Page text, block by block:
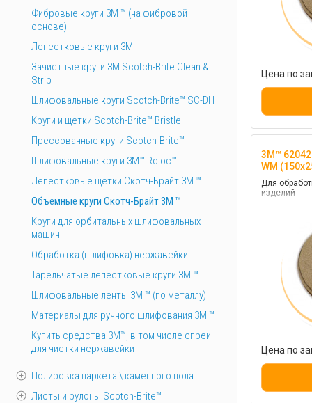
Цена по
3M™
WM
Для
изделий
Цена по
Фибровые круги 3М ™ (на фибровой
основе)
Лепестковые круги 3M
Зачистные круги 3М Scotch-Brite Clean &
Strip
Шлифовальные круги Scotch-Brite™ SC-DH
Круги и щетки Scotch-Brite™ Bristle
Прессованные круги Scotch-Brite™
Шлифовальные круги 3M™ Roloc™
Лепестковые щетки Скотч-Брайт 3М ™
Объемные круги Скотч-Брайт 3M ™
Круги для орбитальных шлифовальных
машин
Обработка (шлифовка) нержавейки
Тарельчатые лепестковые круги 3М ™
Шлифовальные ленты 3M ™ (по металлу)
Материалы для ручного шлифования 3М ™
Купить средства 3М™, в том числе спреи
для чистки нержавейки
Полировка паркета \ каменного пола
Листы и рулоны Scotch-Brite™